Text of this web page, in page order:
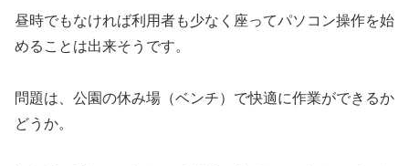
昼時でもなければ利用者も少なく座ってパソコン操作を始
めることは出来そうです。
問題は、公園の休み場（ベンチ）で快適に作業ができるか
どうか。